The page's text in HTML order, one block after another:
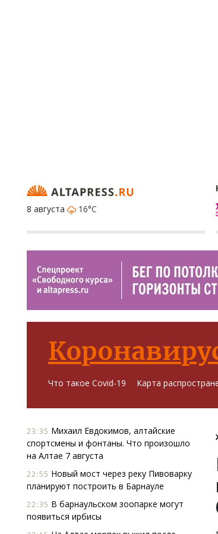
8 августа
16°C
Что такое Covid-19 Карта
23:35 Михаил Евдокимов, алтайские
спортсмены и фонтаны. Что произошло
на Алтае 7 августа
22:55 Новый мост через реку Пивоварку
планируют построить в Барнауле
22:35 В барнаульском зоопарке могут
появиться ирбисы